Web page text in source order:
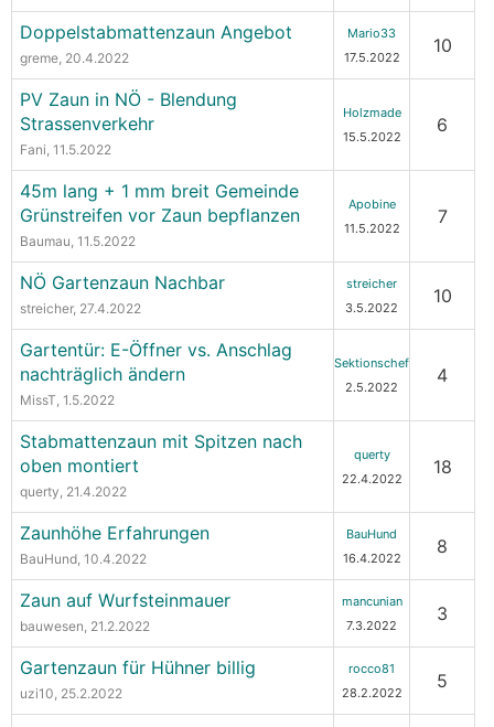
Doppelstabmattenzaun Angebot
greme, 20.4.2022
Mario33
17.5.2022
10
PV Zaun in NÖ - Blendung
Strassenverkehr
Fani, 11.5.2022
Holzmade
15.5.2022
6
45m lang + 1 mm breit Gemeinde
Grünstreifen vor Zaun bepflanzen
Baumau, 11.5.2022
Apobine
11.5.2022
7
NÖ Gartenzaun Nachbar
streicher, 27.4.2022
streicher
3.5.2022
10
Gartentür: E-Öffner vs. Anschlag
nachträglich ändern
MissT, 1.5.2022
Sektionschef
2.5.2022
4
Stabmattenzaun mit Spitzen nach
oben montiert
querty, 21.4.2022
querty
22.4.2022
18
Zaunhöhe Erfahrungen
BauHund, 10.4.2022
BauHund
16.4.2022
8
Zaun auf Wurfsteinmauer
bauwesen, 21.2.2022
mancunian
7.3.2022
3
Gartenzaun für Hühner billig
uzi10, 25.2.2022
rocco81
28.2.2022
5